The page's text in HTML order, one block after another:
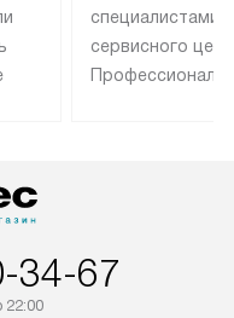
специалистами
сервисного
34-67
22:00